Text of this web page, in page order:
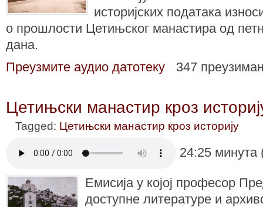
историјских података
о прошлости Цетињског манастира од
дана.
Преузмите аудио датотеку
347
Цетињски манастир кроз
Tagged: Цетињски манастир кроз историју
24:25
Емисија у којој професор
доступне литературе и